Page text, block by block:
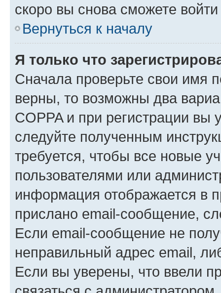
скоро вы снова сможете
Вернуться к началу
Я только что
Сначала проверьте свои имя
верны, то возможны два
COPPA и при регистрации вы
следуйте полученным
требуется, чтобы все новые
пользователями или
информация отображается в
прислано email-сообщение,
Если email-сообщение не
неправильный адрес email,
Если вы уверены, что ввели